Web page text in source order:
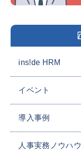
ins!de HRM
イベント
導入事例
人事実務ノウハウ